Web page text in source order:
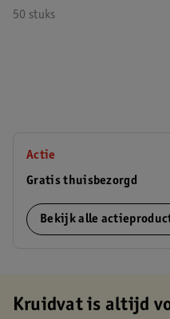
50 stuks
Actie
Gratis thuisbezorgd
Bekijk alle
Kruidvat is altijd